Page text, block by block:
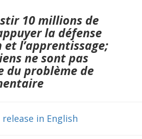
10 millions de
la défense
l’apprentissage;
ne sont pas
du problème de
in English